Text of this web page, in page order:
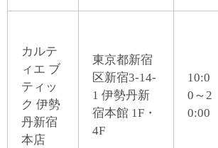
カルテ
ィエ ブ
ティッ
ク 伊勢
丹新宿
本店
東京都新宿
区新宿3-14-
1 伊勢丹新
宿本館 1F・
4F
10:0
0～2
0:00